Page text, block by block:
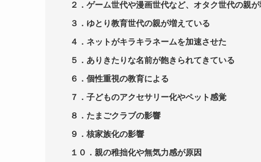
２．ゲーム世代や漫画世代など、オタク世代の親
３．ゆとり教育世代の親が増えている
４．ネットがキラキラネームを加速させた
５．ありきたりな名前が飽きられてきている
６．個性重視の教育による
７．子どものアクセサリー化やペット感覚
８．たまごクラブの影響
９． 核家族化の影響
１０． 親の稚拙化や無気力感が原因